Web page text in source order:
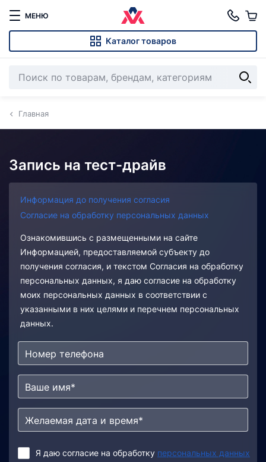
МЕНЮ
Каталог товаров
Главная
Запись на тест-драйв
Информация до получения согласия
Согласие на обработку персональных данных
Ознакомившись с размещенными на сайте
Информацией, предоставляемой субъекту до
получения согласия, и текстом Согласия на обработку
персональных данных, я даю согласие на обработку
моих персональных данных в соответствии с
указанными в них целями и перечнем персональных
данных.
Я даю согласие на обработку персональных данных